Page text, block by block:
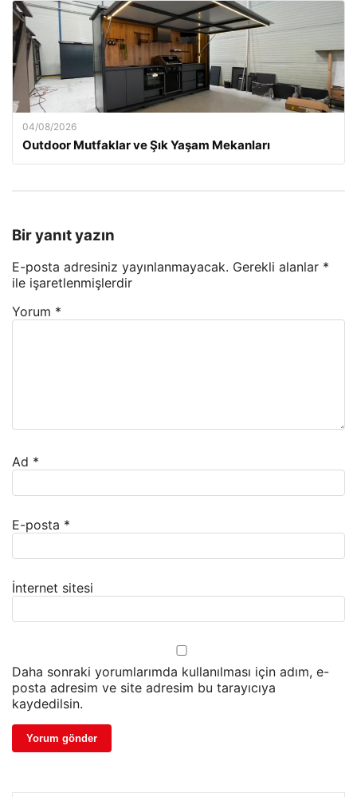
04/08/2026
Outdoor Mutfaklar ve Şık Yaşam Mekanları
Bir yanıt yazın
E-posta adresiniz yayınlanmayacak. Gerekli alanlar *
ile işaretlenmişlerdir
Yorum *
Ad *
E-posta *
İnternet sitesi
Daha sonraki yorumlarımda kullanılması için adım, e-
posta adresim ve site adresim bu tarayıcıya
kaydedilsin.